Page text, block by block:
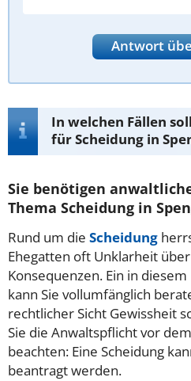
Antwort
In welchen Fällen
für Scheidung in
Sie benötigen
Thema Scheidung in
Rund um die Scheidung
Ehegatten oft Unklarheit
Konsequenzen. Ein in
kann Sie vollumfänglich
rechtlicher Sicht Gewissheit
Sie die Anwaltspflicht vor
beachten: Eine Scheidung
beantragt werden.